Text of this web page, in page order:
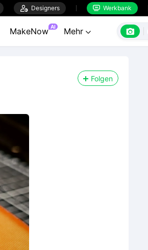
 Designers  Werkbank
MakeNow AI Mehr  
Folgen